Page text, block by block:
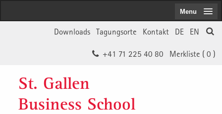
EN
DE
Kontakt
Tagungsorte
Downloads
Merkliste ( 0 )
+41 71 225 40 80
St. Gallen
Business School
Menu